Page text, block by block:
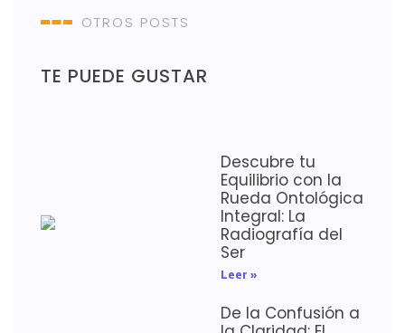
OTROS POSTS
TE PUEDE GUSTAR
Descubre tu
Equilibrio con la
Rueda Ontológica
Integral: La
Radiografía del
Ser
Leer »
De la Confusión a